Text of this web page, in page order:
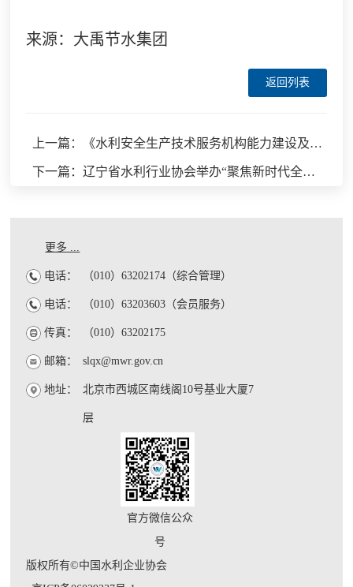
来源：大禹节水集团
返回列表
上一篇：《水利安全生产技术服务机构能力建设及评价规程》启动会暨编委会第一次会议与《引调水工程安全运行管理规范》编委会第二次会议胜利召开
下一篇：辽宁省水利行业协会举办“聚焦新时代全面振兴，凝心聚力谋改革发展、共创辽宁水利新篇章”座谈沙龙活动
更多 ...
电话： （010）63202174（综合管理）
电话： （010）63203603（会员服务）
传真： （010）63202175
邮箱： slqx@mwr.gov.cn
地址： 北京市西城区南线阁10号基业大厦7
层
官方微信公众
号
版权所有©中国水利企业协会